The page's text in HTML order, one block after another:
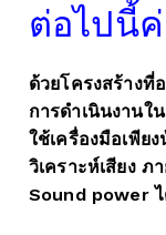
ต่อไปนี้
ด้วยโครงสร้างที่
การดำเนินงาน
ใช้เครื่องมือเพีย
วิเคราะห์เสียง ภ
Sound power